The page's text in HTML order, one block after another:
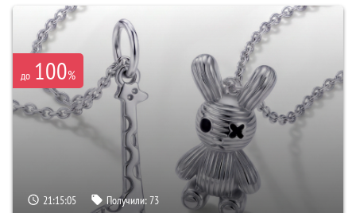
до 100%
21:15:04 Получили:73